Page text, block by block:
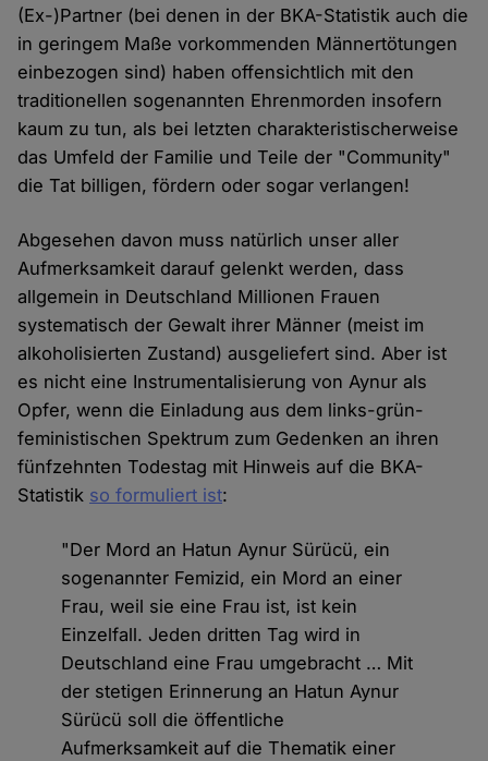
(Ex-)Partner (bei denen in der BKA-Statistik auch die
in geringem Maße vorkommenden Männertötungen
einbezogen sind) haben offensichtlich mit den
traditionellen sogenannten Ehrenmorden insofern
kaum zu tun, als bei letzten charakteristischerweise
das Umfeld der Familie und Teile der "Community"
die Tat billigen, fördern oder sogar verlangen!
Abgesehen davon muss natürlich unser aller
Aufmerksamkeit darauf gelenkt werden, dass
allgemein in Deutschland Millionen Frauen
systematisch der Gewalt ihrer Männer (meist im
alkoholisierten Zustand) ausgeliefert sind. Aber ist
es nicht eine Instrumentalisierung von Aynur als
Opfer, wenn die Einladung aus dem links-grün-
feministischen Spektrum zum Gedenken an ihren
fünfzehnten Todestag mit Hinweis auf die BKA-
Statistik so formuliert ist:
"Der Mord an Hatun Aynur Sürücü, ein
sogenannter Femizid, ein Mord an einer
Frau, weil sie eine Frau ist, ist kein
Einzelfall. Jeden dritten Tag wird in
Deutschland eine Frau umgebracht … Mit
der stetigen Erinnerung an Hatun Aynur
Sürücü soll die öffentliche
Aufmerksamkeit auf die Thematik einer